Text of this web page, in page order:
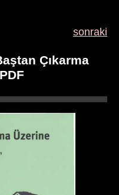
sonraki
Çıkarma